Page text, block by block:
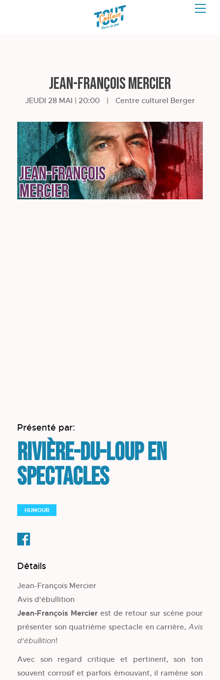
Jean-François Mercier
JEUDI 28 MAI | 20:00 | Centre culturel Berger
Présenté par:
Rivière-du-Loup en
spectacles
HUMOUR
Détails
Jean-François Mercier
Avis d'ébullition
Jean-François Mercier est de retour sur scène pour
présenter son quatrième spectacle en carrière, Avis
d'ébullition!
Avec son regard critique et pertinent, son ton
souvent corrosif et parfois émouvant, il ramène son